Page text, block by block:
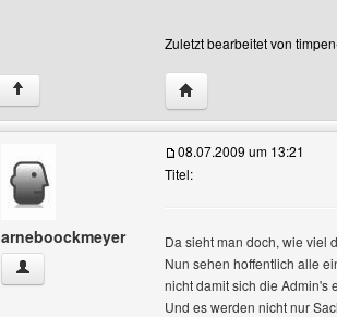
Zuletzt bearbeitet von
↑ Website dieses
arneboockmeyer
arneboockmeyer Benutzer-Profile anzeigen
08.07.2009 um 13:21
Titel:
Da sieht man doch, wie viel
Nun sehen hoffentlich alle
nicht damit sich die Admin's
Und es werden nicht nur